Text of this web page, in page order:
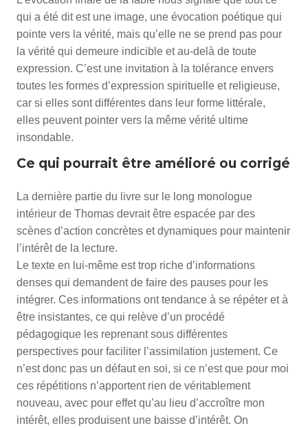
qui a été dit est une image, une évocation poétique qui
pointe vers la vérité, mais qu’elle ne se prend pas pour
la vérité qui demeure indicible et au-delà de toute
expression. C’est une invitation à la tolérance envers
toutes les formes d’expression spirituelle et religieuse,
car si elles sont différentes dans leur forme littérale,
elles peuvent pointer vers la même vérité ultime
insondable.
Ce qui pourrait être amélioré ou corrigé
La dernière partie du livre sur le long monologue
intérieur de Thomas devrait être espacée par des
scènes d’action concrètes et dynamiques pour maintenir
l’intérêt de la lecture.
Le texte en lui-même est trop riche d’informations
denses qui demandent de faire des pauses pour les
intégrer. Ces informations ont tendance à se répéter et à
être insistantes, ce qui relève d’un procédé
pédagogique les reprenant sous différentes
perspectives pour faciliter l’assimilation justement. Ce
n’est donc pas un défaut en soi, si ce n’est que pour moi
ces répétitions n’apportent rien de véritablement
nouveau, avec pour effet qu’au lieu d’accroître mon
intérêt, elles produisent une baisse d’intérêt. On